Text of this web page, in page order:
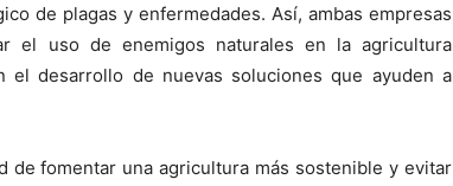
de plagas y enfermedades. Así, ambas empresas
el uso de enemigos naturales en la agricultura
el desarrollo de nuevas soluciones que ayuden a
de fomentar una agricultura más sostenible y evitar